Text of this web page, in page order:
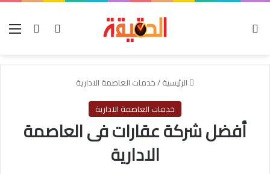
بحث عنتسجيل
الرئيسية/خدمات العاصمة الادارية
خدمات العاصمة الادارية
أفضل شركة عقارات فى العاصمة
الادارية